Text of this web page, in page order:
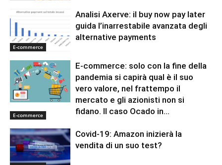
E-commerce
Analisi Axerve: il buy now pay later
guida l’inarrestabile avanzata degli
alternative payments
E-commerce
E-commerce: solo con la fine della
pandemia si capirà qual è il suo
vero valore, nel frattempo il
mercato e gli azionisti non si
fidano. Il caso Ocado in...
Covid-19: Amazon inizierà la
vendita di un suo test?